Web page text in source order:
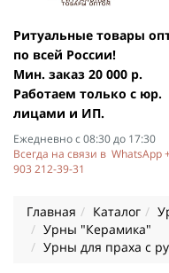
Ритуальные товары
по всей России!
Мин. заказ 20 000 р.
Работаем только с юр.
лицами и ИП.
Ежедневно с 08:30 до 17:30
Всегда на связи в WhatsApp
903 212-39-31
Главная Каталог
Урны "Керамика"
Урны для праха с